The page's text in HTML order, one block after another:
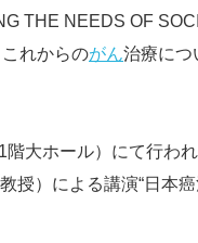
THE NEEDS OF
れからのがん治療につ
大ホール）にて行わ
授）による講演“日本